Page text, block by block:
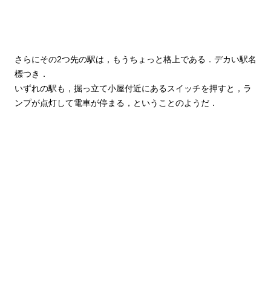
さらにその2つ先の駅は，もうちょっと格上である．デカい駅名
標つき．
いずれの駅も，掘っ立て小屋付近にあるスイッチを押すと，ラ
ンプが点灯して電車が停まる，ということのようだ．